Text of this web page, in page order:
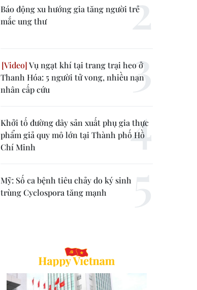
Báo động xu hướng gia tăng người trẻ
mắc ung thư
Vụ ngạt khí tại trang trại heo ở
Thanh Hóa: 5 người tử vong, nhiều nạn
nhân cấp cứu
Khởi tố đường dây sản xuất phụ gia thực
phẩm giả quy mô lớn tại Thành phố Hồ
Chí Minh
Mỹ: Số ca bệnh tiêu chảy do ký sinh
trùng Cyclospora tăng mạnh